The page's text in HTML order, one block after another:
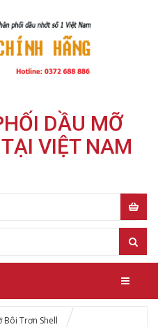
DẦU MỠ
VIỆT NAM
Bôi Trơn Shell